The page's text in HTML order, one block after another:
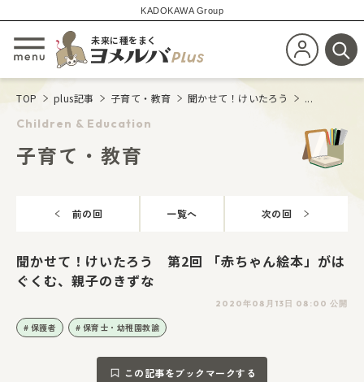
KADOKAWA Group
メニューを開閉する
未来に種をまく
新規会員登
検
TOP plus記事 子育て・教育 聞かせて！けいたろう ...
Children & Education
子育て・教育
前の回 一覧へ 次の回
聞かせて！けいたろう 第2回 「赤ちゃん絵本」がは
ぐくむ、親子のきずな
2020年08月13日 08:00 公開
保護者 保育士・幼稚園教諭
この記事をブックマークする